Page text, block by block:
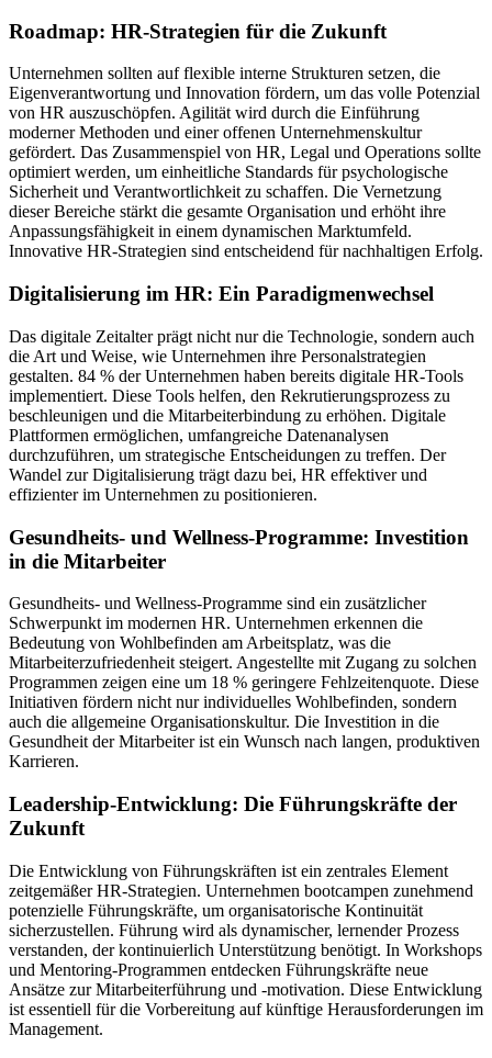
Roadmap: HR-Strategien für die Zukunft
Unternehmen sollten auf flexible interne Strukturen setzen, die
Eigenverantwortung und Innovation fördern, um das volle Potenzial
von HR auszuschöpfen. Agilität wird durch die Einführung
moderner Methoden und einer offenen Unternehmenskultur
gefördert. Das Zusammenspiel von HR, Legal und Operations sollte
optimiert werden, um einheitliche Standards für psychologische
Sicherheit und Verantwortlichkeit zu schaffen. Die Vernetzung
dieser Bereiche stärkt die gesamte Organisation und erhöht ihre
Anpassungsfähigkeit in einem dynamischen Marktumfeld.
Innovative HR-Strategien sind entscheidend für nachhaltigen Erfolg.
Digitalisierung im HR: Ein Paradigmenwechsel
Das digitale Zeitalter prägt nicht nur die Technologie, sondern auch
die Art und Weise, wie Unternehmen ihre Personalstrategien
gestalten. 84 % der Unternehmen haben bereits digitale HR-Tools
implementiert. Diese Tools helfen, den Rekrutierungsprozess zu
beschleunigen und die Mitarbeiterbindung zu erhöhen. Digitale
Plattformen ermöglichen, umfangreiche Datenanalysen
durchzuführen, um strategische Entscheidungen zu treffen. Der
Wandel zur Digitalisierung trägt dazu bei, HR effektiver und
effizienter im Unternehmen zu positionieren.
Gesundheits- und Wellness-Programme: Investition
in die Mitarbeiter
Gesundheits- und Wellness-Programme sind ein zusätzlicher
Schwerpunkt im modernen HR. Unternehmen erkennen die
Bedeutung von Wohlbefinden am Arbeitsplatz, was die
Mitarbeiterzufriedenheit steigert. Angestellte mit Zugang zu solchen
Programmen zeigen eine um 18 % geringere Fehlzeitenquote. Diese
Initiativen fördern nicht nur individuelles Wohlbefinden, sondern
auch die allgemeine Organisationskultur. Die Investition in die
Gesundheit der Mitarbeiter ist ein Wunsch nach langen, produktiven
Karrieren.
Leadership-Entwicklung: Die Führungskräfte der
Zukunft
Die Entwicklung von Führungskräften ist ein zentrales Element
zeitgemäßer HR-Strategien. Unternehmen bootcampen zunehmend
potenzielle Führungskräfte, um organisatorische Kontinuität
sicherzustellen. Führung wird als dynamischer, lernender Prozess
verstanden, der kontinuierlich Unterstützung benötigt. In Workshops
und Mentoring-Programmen entdecken Führungskräfte neue
Ansätze zur Mitarbeiterführung und -motivation. Diese Entwicklung
ist essentiell für die Vorbereitung auf künftige Herausforderungen im
Management.